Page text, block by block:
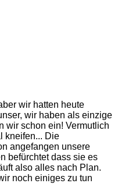
wir hatten heute
wir haben als einzige
wir schon ein! Vermutlich
kneifen... Die
angefangen unsere
befürchtet dass sie es
also alles nach Plan.
noch einiges zu tun